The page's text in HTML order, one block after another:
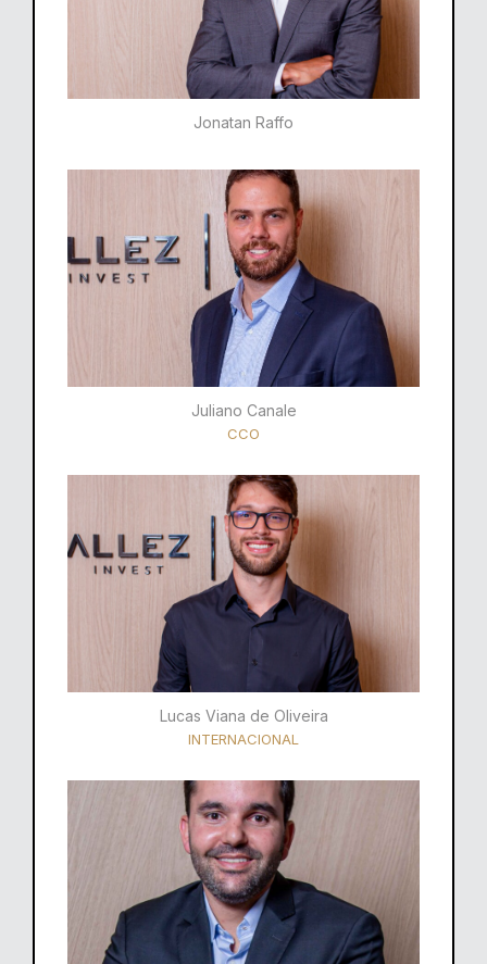
Jonatan Raffo
Juliano Canale
CCO
Lucas Viana de Oliveira
INTERNACIONAL